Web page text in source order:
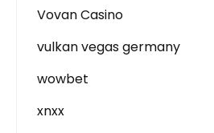
Vovan Casino
vulkan vegas germany
wowbet
xnxx